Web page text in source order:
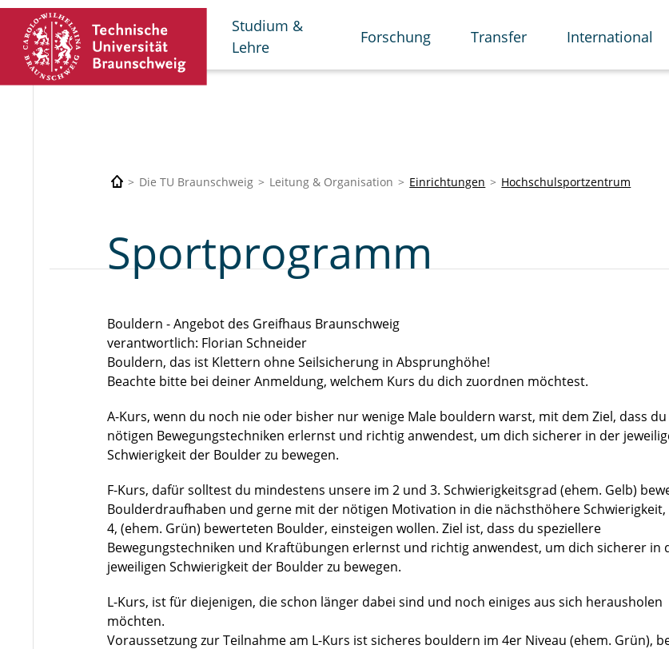
Studium &
Lehre
Forschung Transfer International
Die TU Braunschweig Leitung & Organisation Einrichtungen Hochschulsportzentrum
Sportprogramm
Bouldern - Angebot des Greifhaus Braunschweig
verantwortlich: Florian Schneider
Bouldern, das ist Klettern ohne Seilsicherung in Absprunghöhe!
Beachte bitte bei deiner Anmeldung, welchem Kurs du dich zuordnen möchtest.
A-Kurs, wenn du noch nie oder bisher nur wenige Male bouldern warst, mit dem Ziel, dass
nötigen Bewegungstechniken erlernst und richtig anwendest, um dich sicherer in der
Schwierigkeit der Boulder zu bewegen.
F-Kurs, dafür solltest du mindestens unsere im 2 und 3. Schwierigkeitsgrad (ehem. Gelb)
Boulderdraufhaben und gerne mit der nötigen Motivation in die nächsthöhere Schwierigkeit,
4, (ehem. Grün) bewerteten Boulder, einsteigen wollen. Ziel ist, dass du speziellere
Bewegungstechniken und Kraftübungen erlernst und richtig anwendest, um dich sicherer in
jeweiligen Schwierigkeit der Boulder zu bewegen.
L-Kurs, ist für diejenigen, die schon länger dabei sind und noch einiges aus sich herausholen
möchten.
Voraussetzung zur Teilnahme am L-Kurs ist sicheres bouldern im 4er Niveau (ehem. Grün),